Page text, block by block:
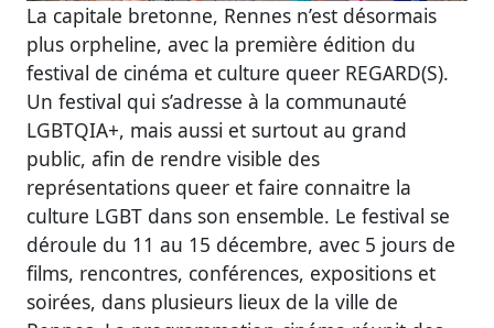
La capitale bretonne, Rennes n’est désormais
plus orpheline, avec la première édition du
festival de cinéma et culture queer REGARD(S).
Un festival qui s’adresse à la communauté
LGBTQIA+, mais aussi et surtout au grand
public, afin de rendre visible des
représentations queer et faire connaitre la
culture LGBT dans son ensemble. Le festival se
déroule du 11 au 15 décembre, avec 5 jours de
films, rencontres, conférences, expositions et
soirées, dans plusieurs lieux de la ville de